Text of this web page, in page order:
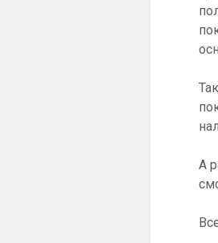
А